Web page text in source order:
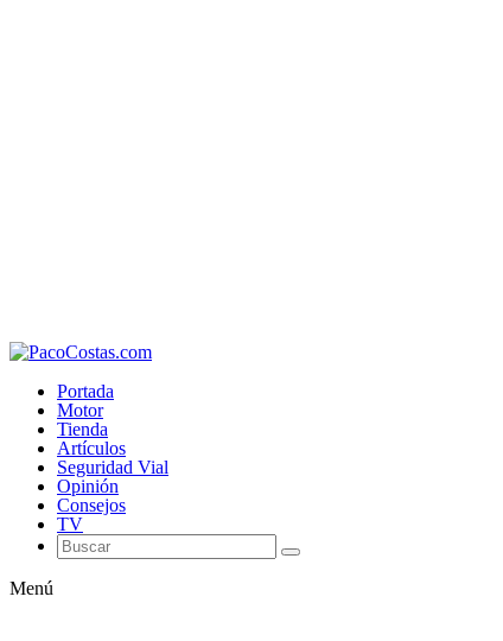
Portada
Motor
Tienda
Artículos
Seguridad Vial
Opinión
Consejos
TV
Menú